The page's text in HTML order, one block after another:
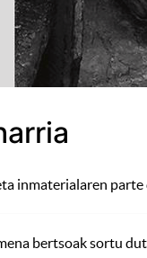
inmaterialaren
bertsoak sortu